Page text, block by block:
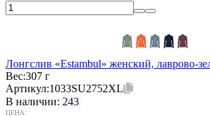
Лонгслив «Estambul» женский, лаврово-
Вес:307 г
Артикул:1033SU2752XL
В наличии: 243
ЦЕНА: